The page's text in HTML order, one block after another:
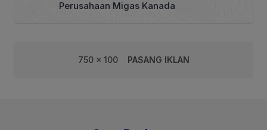
Perusahaan Migas Kanada
750 x 100 PASANG IKLAN